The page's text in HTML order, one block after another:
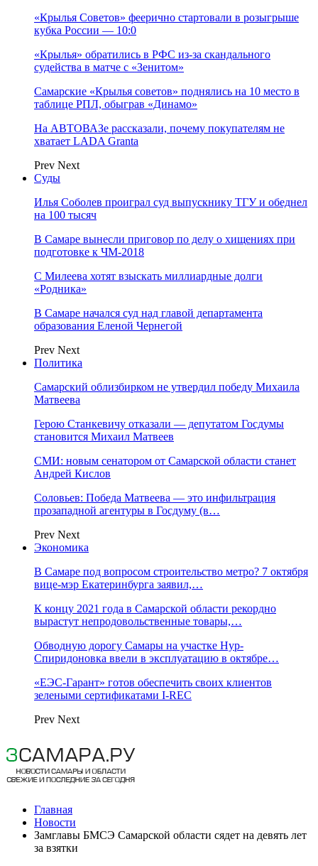
«Крылья Советов» феерично стартовали в розыгрыше
кубка России — 10:0
«Крылья» обратились в РФС из-за скандального
судейства в матче с «Зенитом»
Самарские «Крылья советов» поднялись на 10 место в
таблице РПЛ, обыграв «Динамо»
На АВТОВАЗе рассказали, почему покупателям не
хватает LADA Granta
Prev Next
Суды
Илья Соболев проиграл суд выпускнику ТГУ и обеднел
на 100 тысяч
В Самаре вынесли приговор по делу о хищениях при
подготовке к ЧМ-2018
С Милеева хотят взыскать миллиардные долги
«Родника»
В Самаре начался суд над главой департамента
образования Еленой Чернегой
Prev Next
Политика
Самарский облизбирком не утвердил победу Михаила
Матвеева
Герою Станкевичу отказали — депутатом Госдумы
становится Михаил Матвеев
СМИ: новым сенатором от Самарской области станет
Андрей Кислов
Соловьев: Победа Матвеева — это инфильтрация
прозападной агентуры в Госдуму (в…
Prev Next
Экономика
В Самаре под вопросом строительство метро? 7 октября
вице-мэр Екатеринбурга заявил,…
К концу 2021 года в Самарской области рекордно
вырастут непродовольственные товары,…
Обводную дорогу Самары на участке Нур-
Спиридоновка ввели в эксплуатацию в октябре…
«ЕЭС-Гарант» готов обеспечить своих клиентов
зелеными сертификатами I-REC
Prev Next
Главная
Новости
Замглавы БМСЭ Самарской области сядет на девять лет
за взятки